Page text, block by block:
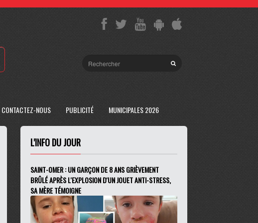
CONTACTEZ-NOUS PUBLICITÉ MUNICIPALES 2026
L'INFO DU JOUR
SAINT-OMER : UN GARÇON DE 8 ANS GRIÈVEMENT
BRÛLÉ APRÈS L'EXPLOSION D'UN JOUET ANTI-STRESS,
SA MÈRE TÉMOIGNE